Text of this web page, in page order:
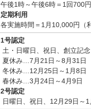
午後1時～午後6時＝1回700円
定期利用
各実施時間＝1月10,000円（
1号認定
土・日曜日、祝日、創立記念
夏休み…7月21日～8月31日
冬休み…12月25日～1月8日
春休み…3月24日～4月9日
2号認定
日曜日、祝日、12月29日～1